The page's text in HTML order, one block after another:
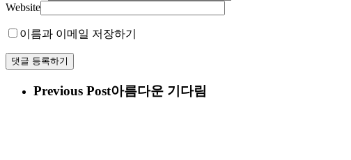
Website
이름과 이메일 저장하기
Previous Post아름다운 기다림